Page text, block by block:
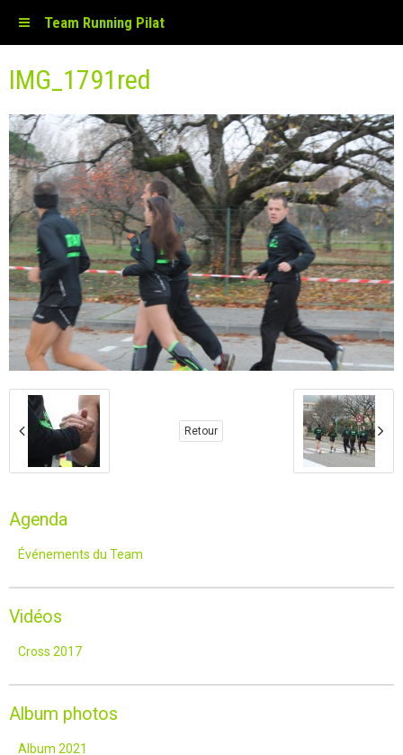
Team Running Pilat
IMG_1791red
Retour
Agenda
Événements du Team
Vidéos
Cross 2017
Album photos
Album 2021